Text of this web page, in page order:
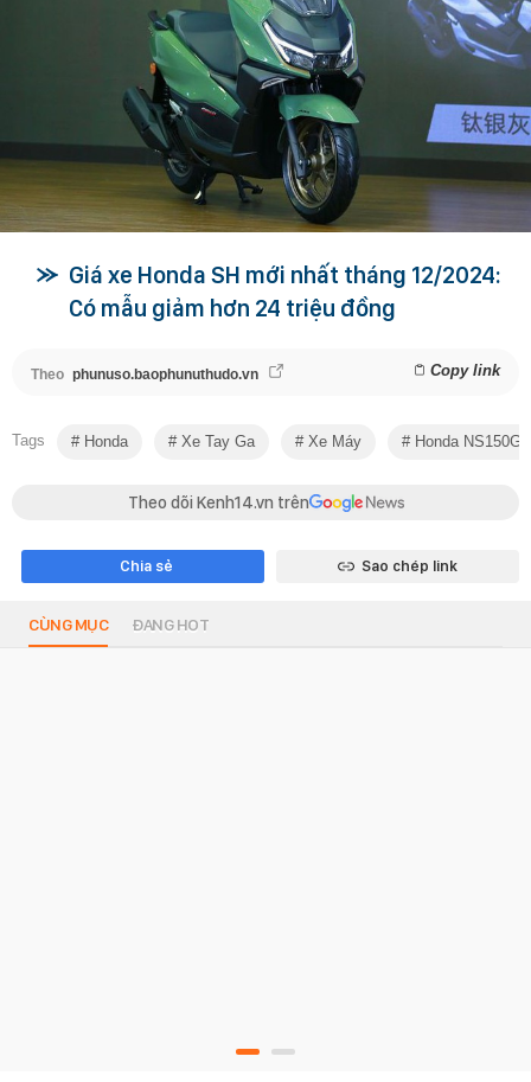
Giá xe Honda SH mới nhất tháng 12/2024:
Có mẫu giảm hơn 24 triệu đồng
Theo phunuso.baophunuthudo.vn Copy link
Tags Honda Xe Tay Ga Xe Máy Honda NS150GX
Theo dõi Kenh14.vn trên
Chia sẻ Sao chép link
CÙNG MỤC ĐANG HOT